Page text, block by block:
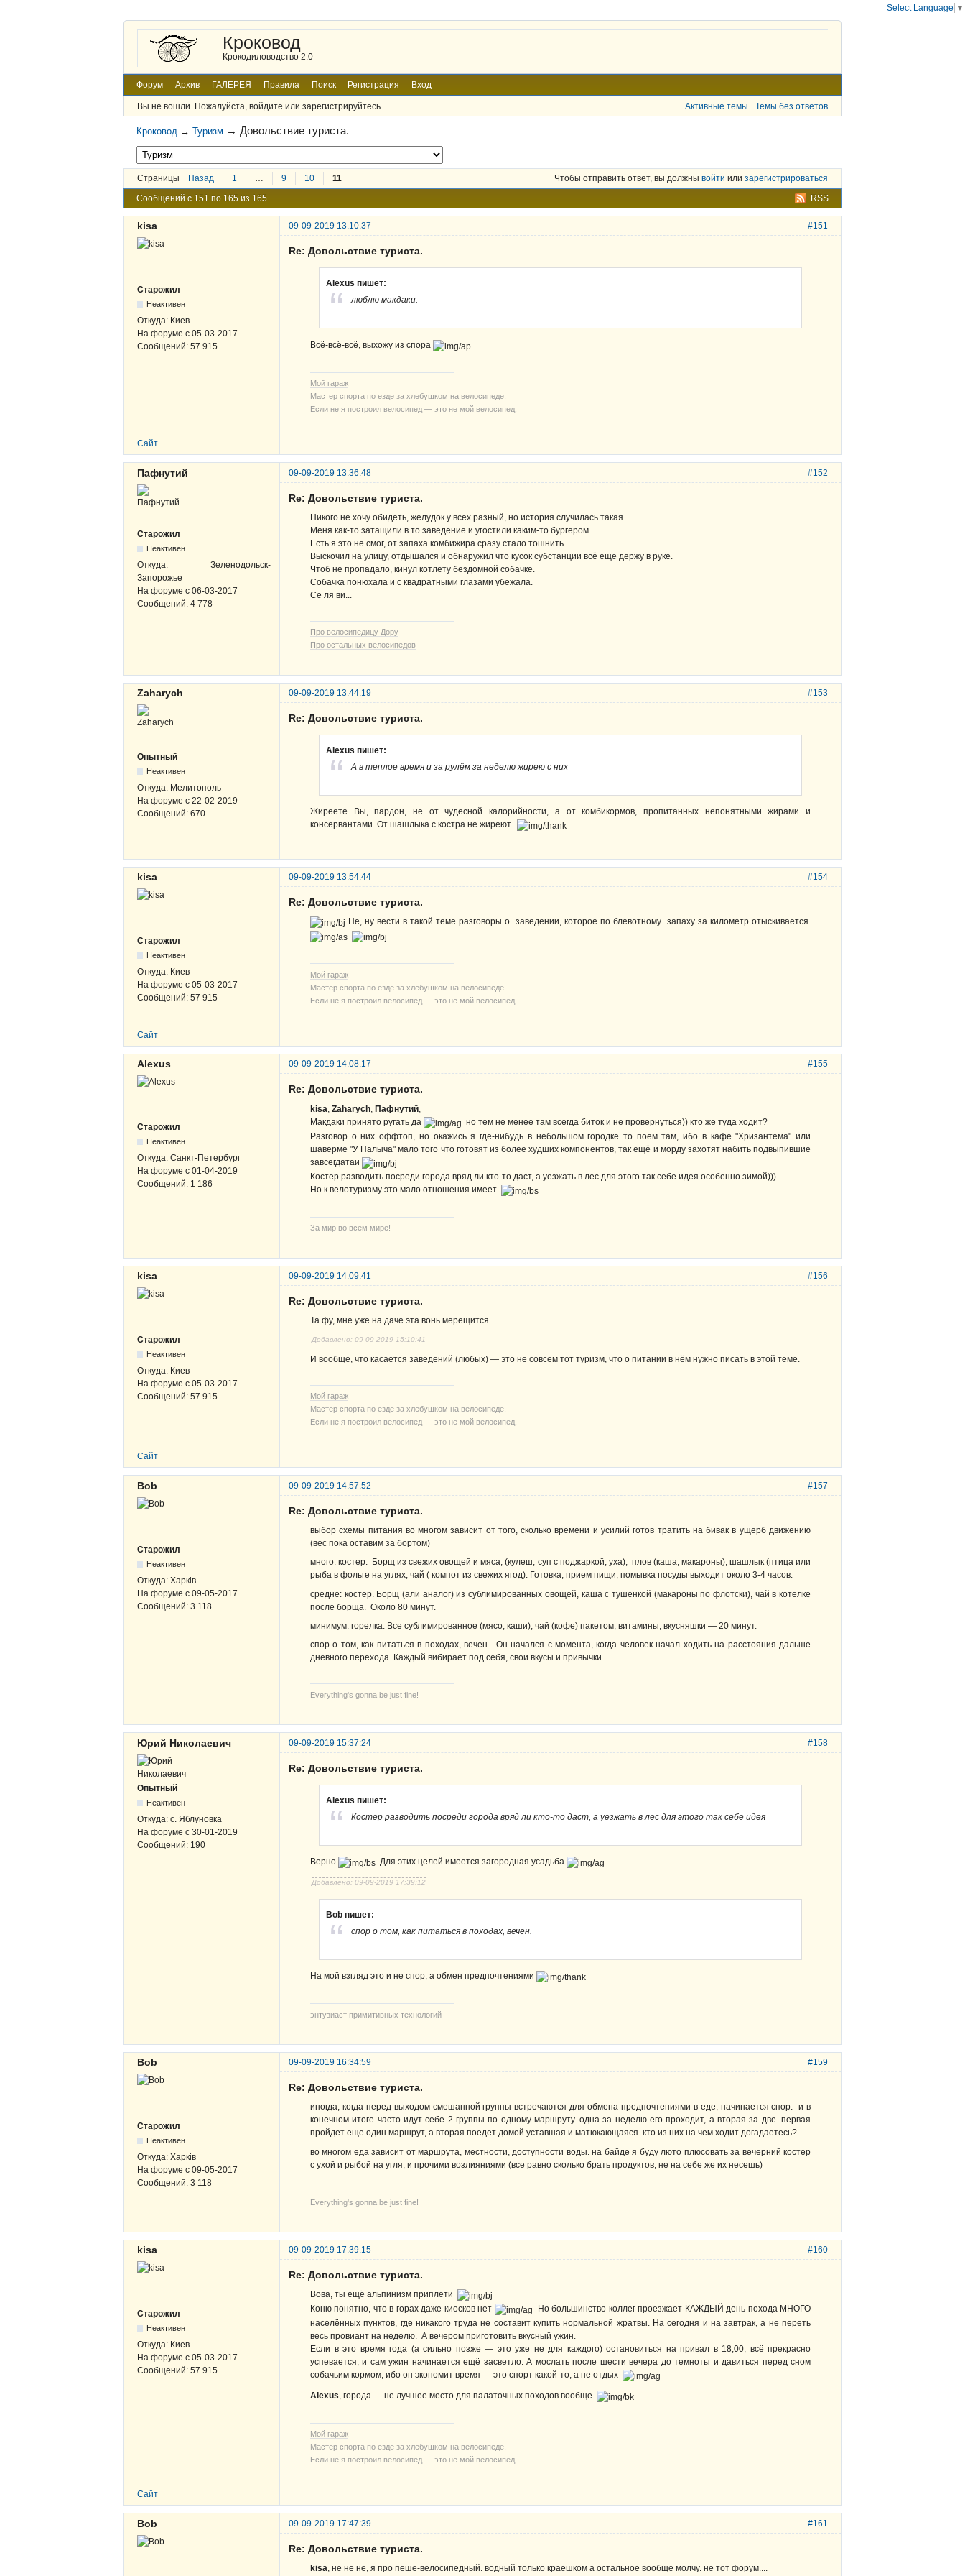
Кроковод
Крокодиловодство 2.0
Форум Архив ГАЛЕРЕЯ Правила Поиск Регистрация Вход
Вы не вошли. Пожалуйста, войдите или зарегистрируйтесь. Активные темы Темы без ответов
Кроковод →Туризм →Довольствие туриста.
Страницы Назад 1 … 9 10 11 Чтобы отправить ответ, вы должны войти или зарегистрироваться
RSS
Сообщений с 151 по 165 из 165
#151
kisa 09-09-2019 13:10:37
Старожил
Неактивен
Откуда: Киев
На форуме с 05-03-2017
Сообщений: 57 915
Re: Довольствие туриста.
Alexus пишет:
люблю макдаки.
Всё-всё-всё, выхожу из спора
Мой гараж
Мастер спорта по езде за хлебушком на велосипеде.
Если не я построил велосипед — это не мой велосипед.
Сайт
#152
Пафнутий 09-09-2019 13:36:48
Старожил
Неактивен
Откуда: Зеленодольск-
Запорожье
На форуме с 06-03-2017
Сообщений: 4 778
Re: Довольствие туриста.
Никого не хочу обидеть, желудок у всех разный, но история случилась такая.
Меня как-то затащили в то заведение и угостили каким-то бургером.
Есть я это не смог, от запаха комбижира сразу стало тошнить.
Выскочил на улицу, отдышался и обнаружил что кусок субстанции всё еще держу в руке.
Чтоб не пропадало, кинул котлету бездомной собачке.
Собачка понюхала и с квадратными глазами убежала.
Се ля ви...
Про велосипедицу Дору
Про остальных велосипедов
#153
Zaharych 09-09-2019 13:44:19
Опытный
Неактивен
Откуда: Мелитополь
На форуме с 22-02-2019
Сообщений: 670
Re: Довольствие туриста.
Alexus пишет:
А в теплое время и за рулём за неделю жирею с них
Жиреете Вы, пардон, не от чудесной калорийности, а от комбикормов, пропитанных непонятными жирами и
консервантами. От шашлыка с костра не жиреют.
#154
kisa 09-09-2019 13:54:44
Старожил
Неактивен
Откуда: Киев
На форуме с 05-03-2017
Сообщений: 57 915
Re: Довольствие туриста.
Не, ну вести в такой теме разговоры о заведении, которое по блевотному запаху за километр отыскивается
Мой гараж
Мастер спорта по езде за хлебушком на велосипеде.
Если не я построил велосипед — это не мой велосипед.
Сайт
#155
Alexus 09-09-2019 14:08:17
Старожил
Неактивен
Откуда: Санкт-Петербург
На форуме с 01-04-2019
Сообщений: 1 186
Re: Довольствие туриста.
kisa Zaharych Пафнутий
Макдаки принято ругать да
но тем не менее там всегда биток и не провернуться)) кто же туда ходит?
Разговор о них оффтоп, но окажись я где-нибудь в небольшом городке то поем там, ибо в кафе "Хризантема" или
шаверме "У Палыча" мало того что готовят из более худших компонентов, так ещё и морду захотят набить подвыпившие
завсегдатаи
Костер разводить посреди города вряд ли кто-то даст, а уезжать в лес для этого так себе идея особенно зимой)))
Но к велотуризму это мало отношения имеет
За мир во всем мире!
#156
kisa 09-09-2019 14:09:41
Старожил
Неактивен
Откуда: Киев
На форуме с 05-03-2017
Сообщений: 57 915
Re: Довольствие туриста.
Та фу, мне уже на даче эта вонь мерещится.
Добавлено: 09-09-2019 15:10:41
И вообще, что касается заведений (любых) — это не совсем тот туризм, что о питании в нём нужно писать в этой теме.
Мой гараж
Мастер спорта по езде за хлебушком на велосипеде.
Если не я построил велосипед — это не мой велосипед.
Сайт
#157
Bob 09-09-2019 14:57:52
Старожил
Неактивен
Откуда: Харків
На форуме с 09-05-2017
Сообщений: 3 118
Re: Довольствие туриста.
выбор схемы питания во многом зависит от того, сколько времени и усилий готов тратить на бивак в ущерб движению
(вес пока оставим за бортом)
много: костер. Борщ из свежих овощей и мяса, (кулеш, суп с поджаркой, уха), плов (каша, макароны), шашлык (птица или
рыба в фольге на углях, чай ( компот из свежих ягод). Готовка, прием пищи, помывка посуды выходит около 3-4 часов.
средне: костер. Борщ (али аналог) из сублимированных овощей, каша с тушенкой (макароны по флотски), чай в котелке
после борща. Около 80 минут.
минимум: горелка. Все сублимированное (мясо, каши), чай (кофе) пакетом, витамины, вкусняшки — 20 минут.
спор о том, как питаться в походах, вечен. Он начался с момента, когда человек начал ходить на расстояния дальше
дневного перехода. Каждый вибирает под себя, свои вкусы и привычки.
Everything's gonna be just fine!
#158
Юрий Николаевич 09-09-2019 15:37:24
Опытный
Неактивен
Откуда: с. Яблуновка
На форуме с 30-01-2019
Сообщений: 190
Re: Довольствие туриста.
Alexus пишет:
Костер разводить посреди города вряд ли кто-то даст, а уезжать в лес для этого так себе идея
Верно Для этих целей имеется загородная усадьба
Добавлено: 09-09-2019 17:39:12
Bob пишет:
спор о том, как питаться в походах, вечен.
На мой взгляд это и не спор, а обмен предпочтениями
энтузиаст примитивных технологий
#159
Bob 09-09-2019 16:34:59
Старожил
Неактивен
Откуда: Харків
На форуме с 09-05-2017
Сообщений: 3 118
Re: Довольствие туриста.
иногда, когда перед выходом смешанной группы встречаются для обмена предпочтениями в еде, начинается спор. и в
конечном итоге часто идут себе 2 группы по одному маршруту. одна за неделю его проходит, а вторая за две. первая
пройдет еще один маршрут, а вторая поедет домой уставшая и матюкающаяся. кто из них на чем ходит догадаетесь?
во многом еда зависит от маршрута, местности, доступности воды. на байде я буду люто плюсовать за вечерний костер
с ухой и рыбой на угля, и прочими возлияниями (все равно сколько брать продуктов, не на себе же их несешь)
Everything's gonna be just fine!
#160
kisa 09-09-2019 17:39:15
Старожил
Неактивен
Откуда: Киев
На форуме с 05-03-2017
Сообщений: 57 915
Re: Довольствие туриста.
Вова, ты ещё альпинизм приплети
Коню понятно, что в горах даже киосков нет
Но большинство коллег проезжает КАЖДЫЙ день похода МНОГО
населённых пунктов, где никакого труда не составит купить нормальной жратвы. На сегодня и на завтрак, а не переть
весь провиант на неделю. А вечером приготовить вкусный ужин.
Если в это время года (а сильно позже — это уже не для каждого) остановиться на привал в 18,00, всё прекрасно
успевается, и сам ужин начинается ещё засветло. А мослать после шести вечера до темноты и давиться перед сном
собачьим кормом, ибо он экономит время — это спорт какой-то, а не отдых
Alexus , города — не лучшее место для палаточных походов вообще
Мой гараж
Мастер спорта по езде за хлебушком на велосипеде.
Если не я построил велосипед — это не мой велосипед.
Сайт
#161
Bob 09-09-2019 17:47:39
Re: Довольствие туриста.
kisa, не не не, я про пеше-велосипедный. водный только краешком а остальное вообще молчу. не тот форум....
Select Language ▼